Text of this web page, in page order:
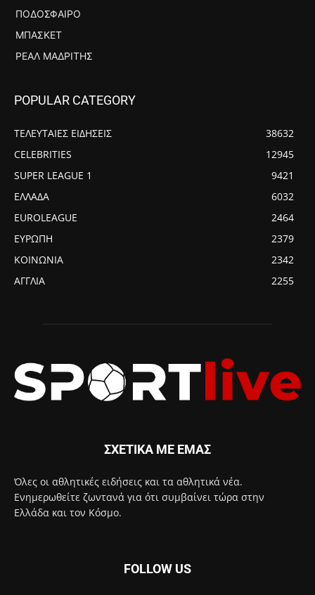
ΠΟΔΌΣΦΑΙΡΟ
ΜΠΆΣΚΕΤ
ΡΕΆΛ ΜΑΔΡΊΤΗΣ
POPULAR CATEGORY
ΤΕΛΕΥΤΑΙΕΣ ΕΙΔΗΣΕΙΣ
38632
CELEBRITIES
12945
SUPER LEAGUE 1
9421
ΕΛΛΑΔΑ
6032
EUROLEAGUE
2464
ΕΥΡΩΠΗ
2379
ΚΟΙΝΩΝΙΑ
2342
ΑΓΓΛΙΑ
2255
ΣΧΕΤΙΚΑ ΜΕ ΕΜΑΣ
Όλες οι αθλητικές ειδήσεις και τα αθλητικά νέα.
Ενημερωθείτε ζωντανά για ότι συμβαίνει τώρα στην
Ελλάδα και τον Κόσμο.
FOLLOW US